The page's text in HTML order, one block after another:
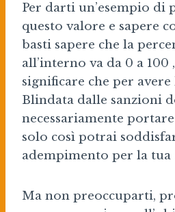
Per darti un’esempio di
questo valore e sapere
basti sapere che la
all’interno va da 0 a 100
significare che per
Blindata dalle sanzioni
necessariamente
solo così potrai
adempimento per la tua
Ma non preoccuparti,